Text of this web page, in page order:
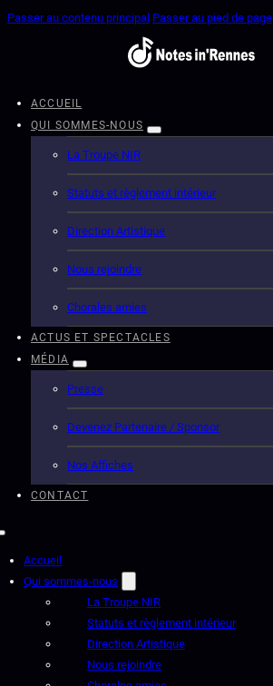
Passer au contenu principal Passer au pied de page
ACCUEIL
QUI SOMMES-NOUS
La Troupe NIR
Statuts et règlement intérieur
Direction Artistique
Nous rejoindre
Chorales amies
ACTUS ET SPECTACLES
MÉDIA
Presse
Devenez Partenaire / Sponsor
Nos Affiches
CONTACT
Accueil
Qui sommes-nous
La Troupe NIR
Statuts et règlement intérieur
Direction Artistique
Nous rejoindre